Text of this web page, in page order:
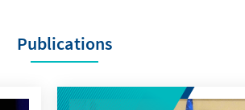
Publications